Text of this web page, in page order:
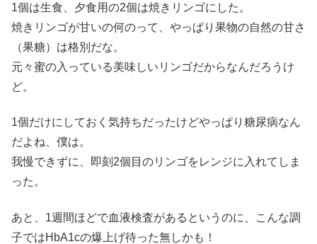
1個は生食、夕食用の2個は焼きリンゴにした。
焼きリンゴが甘いの何のって、やっぱり果物の自然の甘さ
（果糖）は格別だな。
元々蜜の入っている美味しいリンゴだからなんだろうけ
ど。
1個だけにしておく気持ちだったけどやっぱり糖尿病なん
だよね、僕は。
我慢できずに、即刻2個目のリンゴをレンジに入れてしま
った。
あと、1週間ほどで血液検査があるというのに、こんな調
子ではHbA1cの爆上げ待った無しかも！